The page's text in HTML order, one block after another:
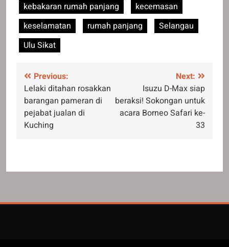
kebakaran rumah panjang
kecemasan
keselamatan
rumah panjang
Selangau
Ulu Sikat
Post
navigation
Previous:
Lelaki ditahan rosakkan
barangan pameran di
pejabat jualan di
Kuching
Next:
Isuzu D-Max siap
beraksi! Sokongan untuk
acara Borneo Safari ke-
33